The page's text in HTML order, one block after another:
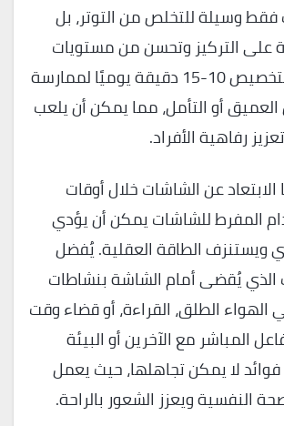
وسيلة للتخلص من التوتر، بل
على التركيز وتحسن من مستويات
الطاقة. يُنصح بتخصيص 10-15 دقيقة يوميًا لممارسة
أو التأمل، مما يمكن أن يلعب
رفاهية الأفراد.
عن الشاشات خلال أوقات
المفرط للشاشات يمكن أن يؤدي
ويستنزف الطاقة العقلية. يُفضل
الذي يُقضى أمام الشاشة بنشاطات
الطلق، القراءة، أو قضاء وقت
المباشر مع الآخرين أو البيئة
لا يمكن تجاهلها، حيث يعمل
النفسية ويعزز الشعور بالراحة.